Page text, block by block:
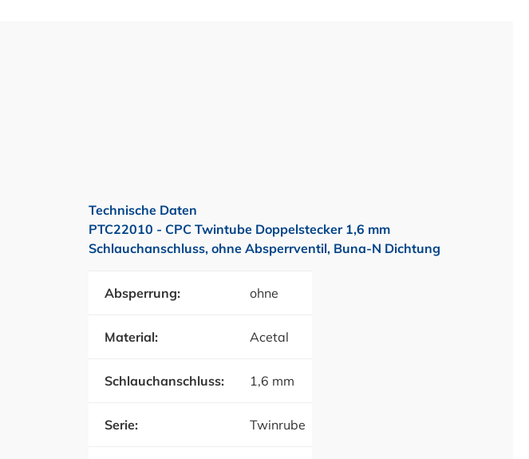
Technische Daten
PTC22010 - CPC Twintube Doppelstecker 1,6 mm
Schlauchanschluss, ohne Absperrventil, Buna-N Dichtung
Absperrung: ohne
Material: Acetal
Schlauchanschluss: 1,6 mm
Serie: Twinrube